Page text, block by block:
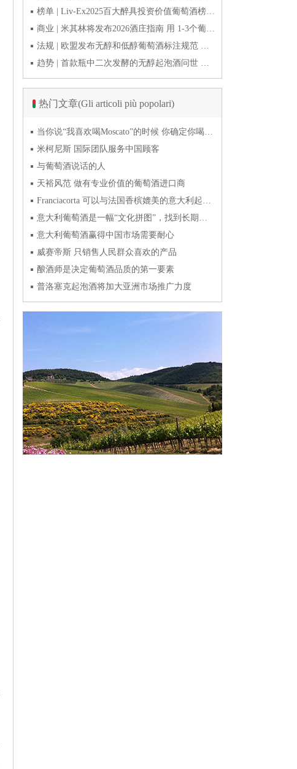
榜单 | Liv-Ex2025百大醉具投资价值葡萄酒榜单发布 20款意酒入选
商业 | 米其林将发布2026酒庄指南 用 1-3个葡萄串为部分酒庄评级
法规 | 欧盟发布无醇和低醇葡萄酒标注规范 无醇酒可以被种出来吗
趋势 | 首款瓶中二次发酵的无醇起泡酒问世 意大利酿酒师用特种酵母开创历史
热门文章(Gli articoli più popolari)
当你说“我喜欢喝Moscato”的时候 你确定你喝的到底是什么吗？
米柯尼斯 国际团队服务中国顾客
与葡萄酒说话的人
天裕风范 做有专业价值的葡萄酒进口商
Franciacorta 可以与法国香槟媲美的意大利起泡酒
意大利葡萄酒是一幅“文化拼图”，找到长期合作伙伴最具挑战
意大利葡萄酒赢得中国市场需要耐心
威赛帝斯 只销售人民群众喜欢的产品
酿酒师是决定葡萄酒品质的第一要素
普洛塞克起泡酒将加大亚洲市场推广力度